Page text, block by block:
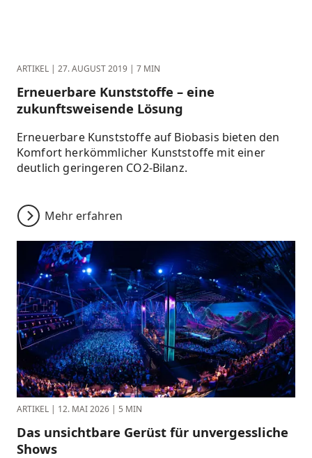
ARTIKEL | 27. AUGUST 2019 | 7 MIN
Erneuerbare Kunststoffe – eine
zukunftsweisende Lösung
Erneuerbare Kunststoffe auf Biobasis bieten den
Komfort herkömmlicher Kunststoffe mit einer
deutlich geringeren CO2-Bilanz.
Mehr erfahren
ARTIKEL | 12. MAI 2026 | 5 MIN
Das unsichtbare Gerüst für unvergessliche
Shows